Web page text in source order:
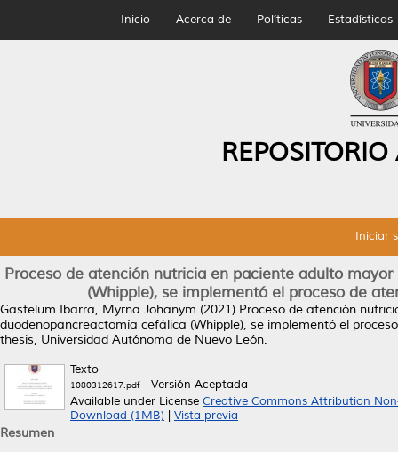
Inicio Acerca de Políticas Estadísticas
Iniciar
Proceso de atención nutricia en paciente adulto
(Whipple), se implementó el proceso de
Gastelum Ibarra, Myrna Johanym (2021) Proceso de atención
duodenopancreactomía cefálica (Whipple), se implementó el
thesis, Universidad Autónoma de Nuevo León.
Texto
1080312617.pdf- Versión Aceptada
Available under License Creative Commons Attribution
Download (1MB)
Vista previa
Resumen